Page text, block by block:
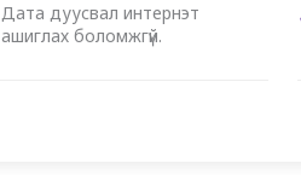
Дата дуусвал интернэт
ашиглах боломжгүй.